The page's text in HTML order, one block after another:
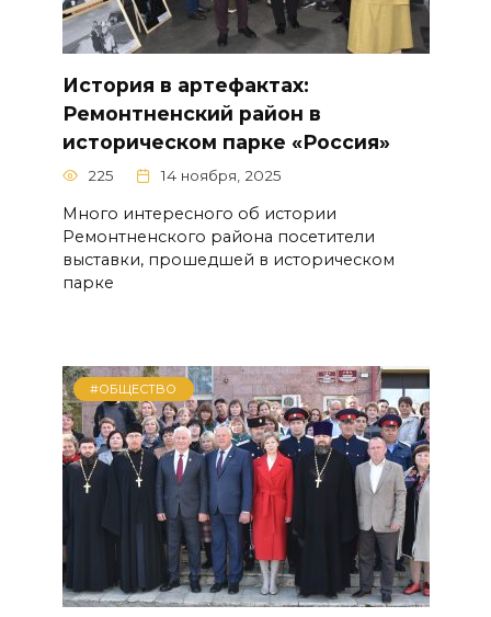
История в артефактах:
Ремонтненский район в
историческом парке «Россия»
225 14 ноября, 2025
Много интересного об истории
Ремонтненского района посетители
выставки, прошедшей в историческом
парке
#ОБЩЕСТВО